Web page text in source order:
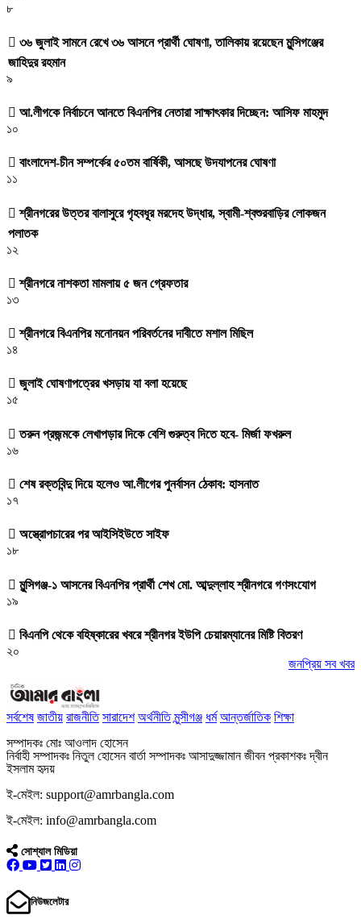
৮
৩৬ জুলাই সামনে রেখে ৩৬ আসনে প্রার্থী ঘোষণা, তালিকায় রয়েছেন মুন্সিগঞ্জের
জাহিদুর রহমান
৯
আ.লীগকে নির্বাচনে আনতে বিএনপির নেতারা সাক্ষাৎকার দিচ্ছেন: আসিফ মাহমুদ
১০
বাংলাদেশ-চীন সম্পর্কের ৫০তম বার্ষিকী, আসছে উদযাপনের ঘোষণা
১১
শ্রীনগরের উত্তর বালাসুরে গৃহবধূর মরদেহ উদ্ধার, স্বামী-শ্বশুরবাড়ির লোকজন
পলাতক
১২
শ্রীনগরে নাশকতা মামলায় ৫ জন গ্রেফতার
১৩
শ্রীনগরে বিএনপির মনোনয়ন পরিবর্তনের দাবীতে মশাল মিছিল
১৪
জুলাই ঘোষণাপত্রের খসড়ায় যা বলা হয়েছে
১৫
তরুন প্রজন্মকে লেখাপড়ার দিকে বেশি গুরুত্ব দিতে হবে- মির্জা ফখরুল
১৬
শেষ রক্তবিন্দু দিয়ে হলেও আ.লীগের পুনর্বাসন ঠেকাব: হাসনাত
১৭
অস্ত্রোপচারের পর আইসিইউতে সাইফ
১৮
মুন্সিগঞ্জ-১ আসনের বিএনপির প্রার্থী শেখ মো. আব্দুল্লাহ শ্রীনগরে গণসংযোগ
১৯
বিএনপি থেকে বহিষ্কারের খবরে শ্রীনগর ইউপি চেয়ারম্যানের মিষ্টি বিতরণ
২০
জনপ্রিয় সব খবর
সর্বশেষ জাতীয় রাজনীতি সারাদেশ অর্থনীতি মুন্সীগঞ্জ ধর্ম আন্তর্জাতিক শিক্ষা
সম্পাদকঃ মোঃ আওলাদ হোসেন
নির্বাহী সম্পাদকঃ নিতুল হোসেন বার্তা সম্পাদকঃ আসাদুজ্জামান জীবন প্রকাশকঃ দ্বীন
ইসলাম হৃদয়
ই-মেইল: support@amrbangla.com
ই-মেইল: info@amrbangla.com
সোশ্যাল মিডিয়া
নিউজলেটার